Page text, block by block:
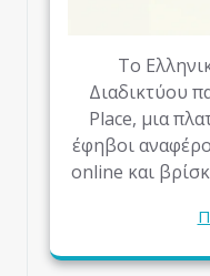
Το
Διαδικτύου
Place, μια
έφηβοι
online και